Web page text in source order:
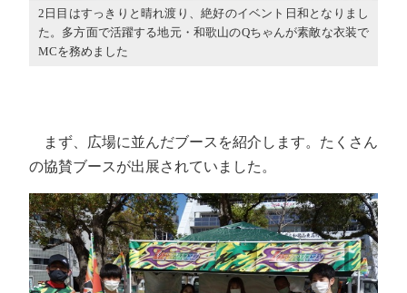
2日目はすっきりと晴れ渡り、絶好のイベント日和となりまし
た。多方面で活躍する地元・和歌山のQちゃんが素敵な衣装で
MCを務めました
まず、広場に並んだブースを紹介します。たくさん
の協賛ブースが出展されていました。